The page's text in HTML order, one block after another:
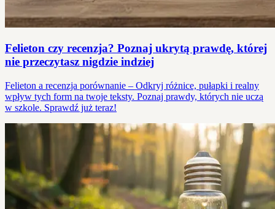
Felieton czy recenzja? Poznaj ukrytą prawdę, której
nie przeczytasz nigdzie indziej
Felieton a recenzja porównanie – Odkryj różnice, pułapki i realny
wpływ tych form na twoje teksty. Poznaj prawdy, których nie uczą
w szkole. Sprawdź już teraz!